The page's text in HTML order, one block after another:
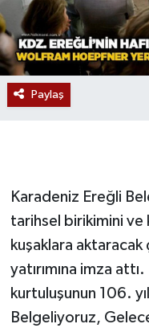
Paylaş
Karadeniz Ereğli
tarihsel birikimini ve
kuşaklara
yatırımına imza
kurtuluşunun 106.
Belgeliyoruz,
Ekonomi
Genel
Gökçebey
Kilimli
Kültür - Sanat
MAGAZİN